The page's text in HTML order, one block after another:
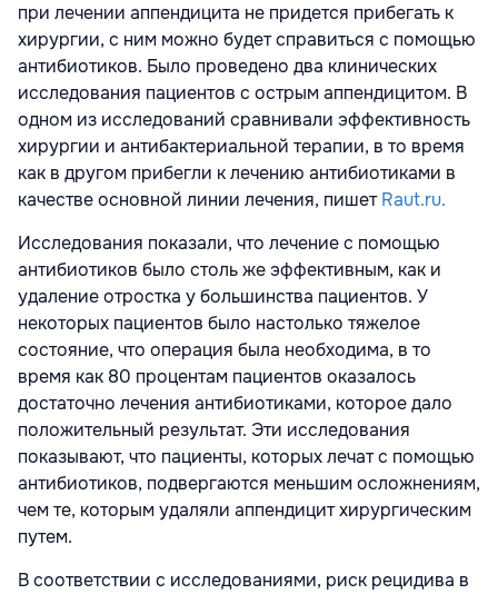
при лечении аппендицита не придется прибегать к
хирургии, с ним можно будет справиться с помощью
антибиотиков. Было проведено два клинических
исследования пациентов с острым аппендицитом. В
одном из исследований сравнивали эффективность
хирургии и антибактериальной терапии, в то время
как в другом прибегли к лечению антибиотиками в
качестве основной линии лечения, пишетRaut.ru.
Исследования показали, что лечение с помощью
антибиотиков было столь же эффективным, как и
удаление отростка у большинства пациентов. У
некоторых пациентов было настолько тяжелое
состояние, что операция была необходима, в то
время как 80 процентам пациентов оказалось
достаточно лечения антибиотиками, которое дало
положительный результат. Эти исследования
показывают, что пациенты, которых лечат с помощью
антибиотиков, подвергаются меньшим осложнениям,
чем те, которым удаляли аппендицит хирургическим
путем.
В соответствии с исследованиями, риск рецидива в